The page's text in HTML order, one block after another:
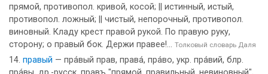
прямой, противопол. кривой, косой; || истинный, истый,
противопол. ложный; || чистый, непорочный, противопол.
виновный. Кладу крест правой рукой. По правую руку,
сторону; о правый бок. Держи правее!... Толковый словарь Даля
правый — пра́вый прав, права́, пра́во, укр. пра́вий, блр.